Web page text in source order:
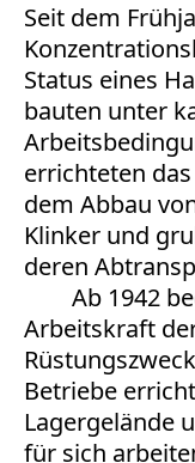
Seit dem
Status eines
bauten unter
errichteten
dem Abbau
Klinker und
deren
Ab 1942
Arbeitskraft
Betriebe
Lagergelände
für sich